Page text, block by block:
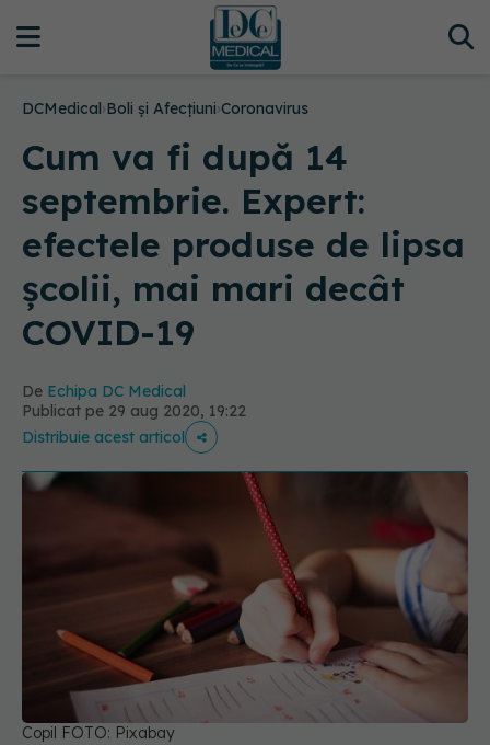
DCMedical›Boli și Afecțiuni›Coronavirus
Cum va fi după 14
septembrie. Expert:
efectele produse de lipsa
școlii, mai mari decât
COVID-19
De Echipa DC Medical
Publicat pe 29 aug 2020, 19:22
Distribuie acest articol
Copil FOTO: Pixabay